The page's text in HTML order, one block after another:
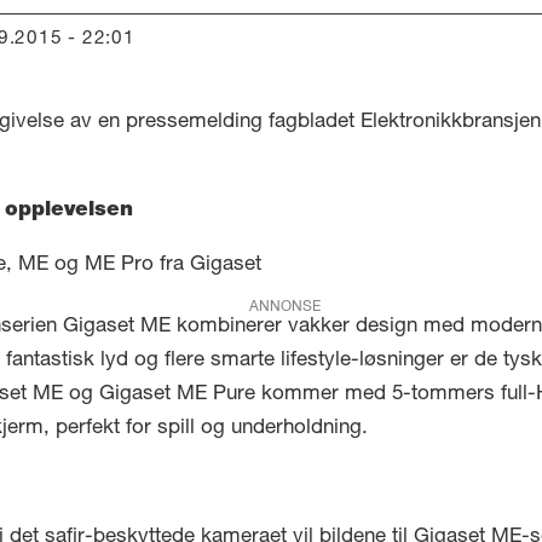
- 22:01
av en pressemelding fagbladet
ME og ME Pro fra Gigaset
ANNONSE
Gigaset ME kombinerer vakker design med
lyd og flere smarte lifestyle-løsninger er de
ME og Gigaset ME Pure kommer med 5-tommers
perfekt for spill og underholdning.
safir-beskyttede kameraet vil bildene til Gigaset ME-